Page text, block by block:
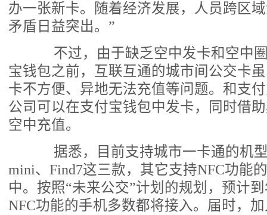
办一张新卡。随着经济发展，人员跨区
矛盾日益突出。”
不过，由于缺乏空中发卡和空中圈
宝钱包之前，互联互通的城市间公交卡
卡不方便、异地无法充值等问题。和支
公司可以在支付宝钱包中发卡，同时借
空中充值。
据悉，目前支持城市一卡通的机型
mini、Find7这三款，其它支持NFC功能
中。按照“未来公交”计划的规划，预计
NFC功能的手机多数都将接入。届时，